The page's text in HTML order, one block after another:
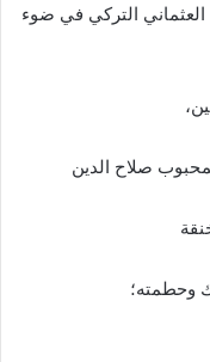
التركي في ضوء
صلاح الدين
وحطمته؛